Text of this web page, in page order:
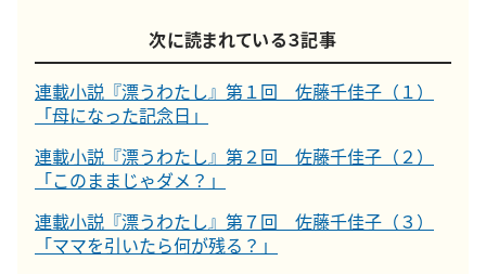
次に読まれている３記事
連載小説『漂うわたし』第１回 佐藤千佳子（１）
「母になった記念日」
連載小説『漂うわたし』第２回 佐藤千佳子（２）
「このままじゃダメ？」
連載小説『漂うわたし』第７回 佐藤千佳子（３）
「ママを引いたら何が残る？」